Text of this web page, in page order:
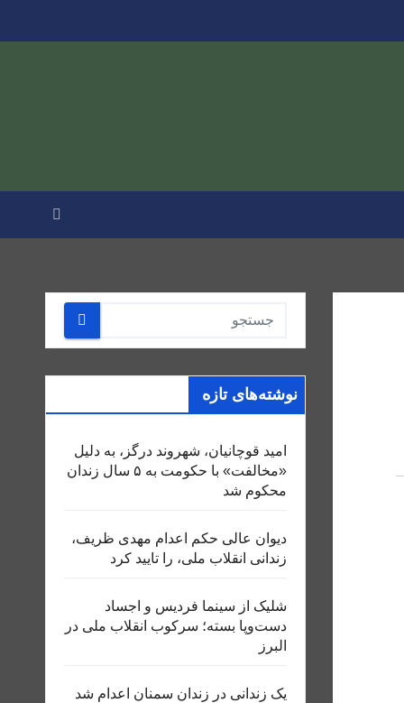
نوشته‌های تازه
امید قوچانیان، شهروند درگز، به دلیل
«مخالفت» با حکومت به ۵ سال زندان
محکوم شد
دیوان عالی حکم اعدام مهدی ظریف،
زندانی انقلاب ملی، را تایید کرد
شلیک از سینما فردیس و اجساد
دست‌وپا بسته؛ سرکوب انقلاب ملی در
البرز
یک زندانی در زندان سمنان اعدام شد